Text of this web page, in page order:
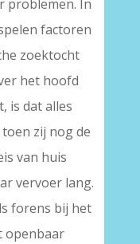
problemen. In
factoren
zoektocht
het hoofd
is dat alles
zij nog de
van huis
vervoer lang.
forens bij het
openbaar